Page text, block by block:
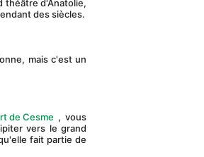
des siècles.
de Cesme , vous
vers le grand
fait partie de